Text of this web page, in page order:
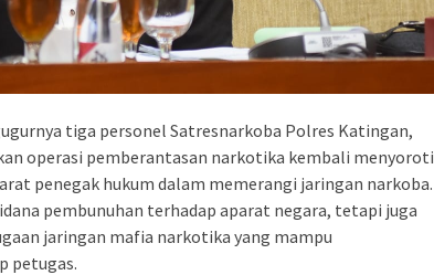
tiga personel Satresnarkoba Polres Katingan,
operasi pemberantasan narkotika kembali menyoroti
penegak hukum dalam memerangi jaringan narkoba.
pembunuhan terhadap aparat negara, tetapi juga
jaringan mafia narkotika yang mampu
petugas.